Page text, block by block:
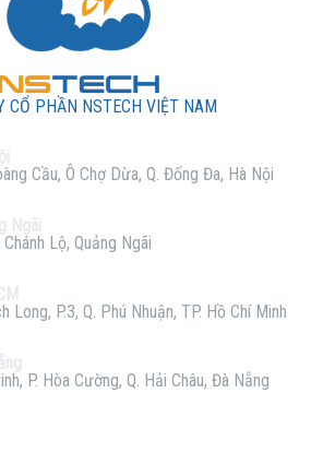
CỔ PHẦN NSTECH VIỆT NAM
Cầu, Ô Chợ Dừa, Q. Đống Đa, Hà Nội
Lộ, Quảng Ngãi
Long, P.3, Q. Phú Nhuận, TP. Hồ Chí Minh
P. Hòa Cường, Q. Hải Châu, Đà Nẵng